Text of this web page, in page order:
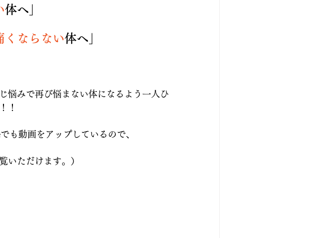
体へ」
くならない体へ」
悩みで再び悩まない体になるよう一人ひ
！
も動画をアップしているので、
いただけます。）